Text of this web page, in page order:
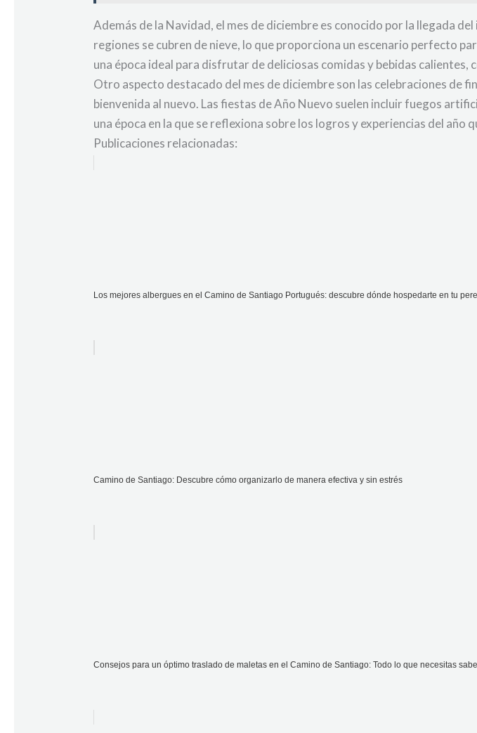
Además de la Navidad, el mes de diciembre es conocido por la llegada
regiones se cubren de nieve, lo que proporciona un escenario perfecto
una época ideal para disfrutar de deliciosas comidas y bebidas
Otro aspecto destacado del mes de diciembre son las celebraciones de
bienvenida al nuevo. Las fiestas de Año Nuevo suelen incluir fuegos
una época en la que se reflexiona sobre los logros y experiencias del año
Publicaciones relacionadas:
Los mejores albergues en el Camino de Santiago Portugués: descubre dónde hospedarte en tu
Camino de Santiago: Descubre cómo organizarlo de manera efectiva y sin estrés
Consejos para un óptimo traslado de maletas en el Camino de Santiago: Todo lo que necesitas